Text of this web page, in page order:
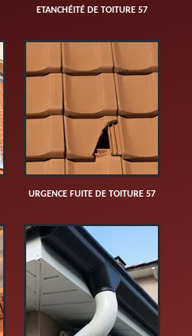
ETANCHÉITÉ DE TOITURE 57
URGENCE FUITE DE TOITURE 57